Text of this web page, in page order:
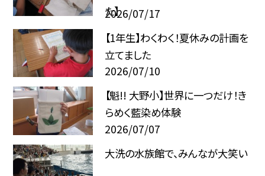
た】
2026/07/17
【1年生】わくわく！夏休みの計画を
立てました
2026/07/10
【魁!! 大野小】世界に一つだけ！き
らめく藍染め体験
2026/07/07
大洗の水族館で、みんなが大笑い